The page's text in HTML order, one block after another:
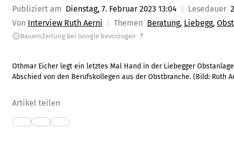
Publiziert am Dienstag, 7. Februar 2023 13:04 Lesedauer
Von Interview Ruth Aerni Themen Beratung Liebegg Obst
G BauernZeitung bei Google bevorzugen ?
Othmar Eicher legt ein letztes Mal Hand in der Liebegger
Abschied von den Berufskollegen aus der Obstbranche. (Bild: Ruth
Artikel teilen